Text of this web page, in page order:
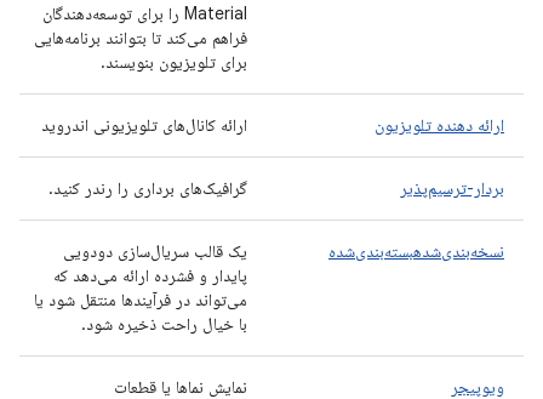
Material را برای توسعه‌دهندگان
فراهم می‌کند تا بتوانند برنامه‌هایی
برای تلویزیون بنویسند.
ارائه دهنده تلویزیون ارائه کانال‌های تلویزیونی اندروید
بردار-ترسیم‌پذیر گرافیک‌های برداری را رندر کنید.
نسخه‌بندی‌شدهبسته‌بندی‌شده
یک قالب سریال‌سازی دودویی
پایدار و فشرده ارائه می‌دهد که
می‌تواند در فرآیندها منتقل شود یا
با خیال راحت ذخیره شود.
ویوپیجر
نمایش نماها یا قطعات